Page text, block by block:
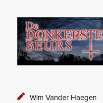
Wim Vander Haegen